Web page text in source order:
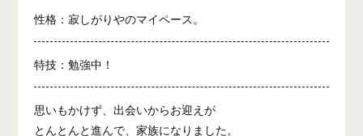
性格：寂しがりやのマイペース。
特技：勉強中！
思いもかけず、出会いからお迎えが
とんとんと進んで、家族になりました。